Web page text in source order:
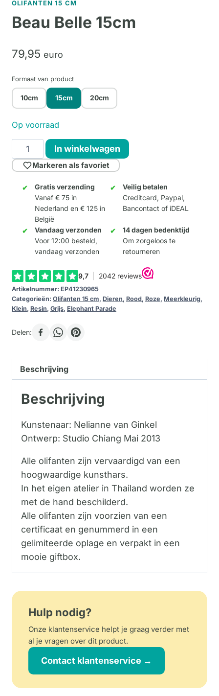
OLIFANTEN 15 CM
Beau Belle 15cm
79,95 euro
Formaat van product
10cm 15cm 20cm
Op voorraad
Beau
Belle
15cm
aantal
In winkelwagen
Markeren als favoriet
Gratis verzending
Vanaf € 75 in
Nederland en € 125 in
België
Veilig betalen
Creditcard, Paypal,
Bancontact of iDEAL
Vandaag verzonden
Voor 12:00 besteld,
vandaag verzonden
14 dagen bedenktijd
Om zorgeloos te
retourneren
Artikelnummer: EP41230965
Categorieën: Olifanten 15 cm, Dieren, Rood, Roze, Meerkleurig,
Klein, Resin, Grijs, Elephant Parade
Delen:
Beschrijving
Beschrijving
Kunstenaar: Nelianne van Ginkel
Ontwerp: Studio Chiang Mai 2013
Alle olifanten zijn vervaardigd van een
hoogwaardige kunsthars.
In het eigen atelier in Thailand worden ze
met de hand beschilderd.
Alle olifanten zijn voorzien van een
certificaat en genummerd in een
gelimiteerde oplage en verpakt in een
mooie giftbox.
Hulp nodig?
Onze klantenservice helpt je graag verder met
al je vragen over dit product.
Contact klantenservice →